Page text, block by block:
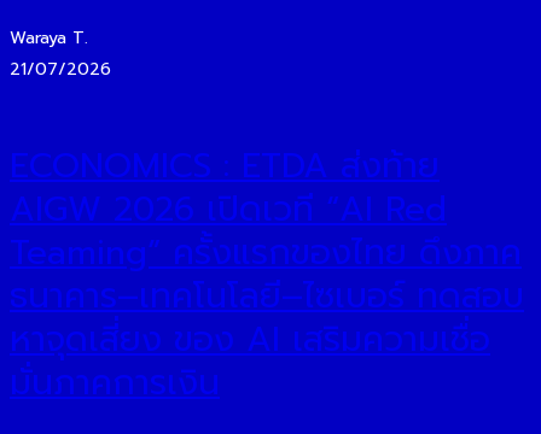
Waraya T.
21/07/2026
ECONOMICS : ETDA ส่งท้าย
AIGW 2026 เปิดเวที “AI Red
Teaming” ครั้งแรกของไทย ดึงภาค
ธนาคาร–เทคโนโลยี–ไซเบอร์ ทดสอบ
หาจุดเสี่ยง ของ AI เสริมความเชื่อ
มั่นภาคการเงิน